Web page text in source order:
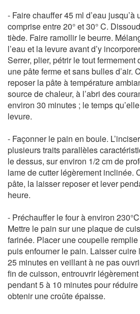
- Faire chauffer 45 ml d’eau jusqu’à
comprise entre 20° et 30° C.
tiède. Faire ramollir le beurre.
l’eau et la levure avant d’y
Serrer, plier, pétrir le tout
une pâte ferme et sans bulles d’air.
reposer la pâte à température
source de chaleur, à l’abri des
environ 30 minutes ; le temps
levure.
- Façonner le pain en boule.
plusieurs traits parallèles
le dessus, sur environ 1/2 cm de
lame de cutter légèrement inclinée.
pâte, la laisser reposer et lever
heure.
- Préchauffer le four à environ
Mettre le pain sur une plaque de
farinée. Placer une coupelle remplie
puis enfourner le pain. Laisser
25 minutes en veillant à ne pas
fin de cuisson, entrouvrir
pendant 5 à 10 minutes pour
obtenir une croûte épaisse.